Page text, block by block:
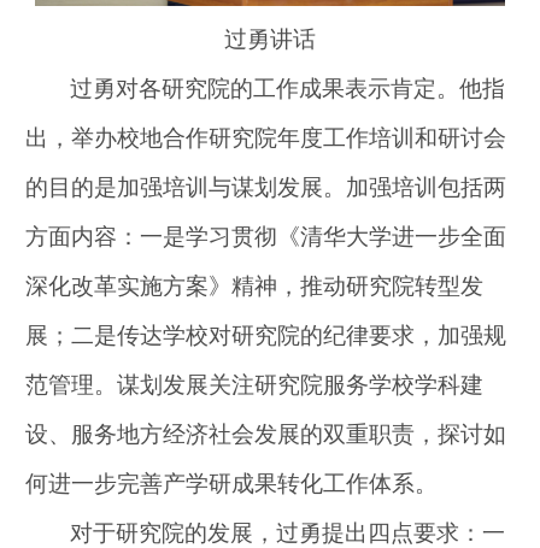
过勇讲话
过勇对各研究院的工作成果表示肯定。他指
出，举办校地合作研究院年度工作培训和研讨会
的目的是加强培训与谋划发展。加强培训包括两
方面内容：一是学习贯彻《清华大学进一步全面
深化改革实施方案》精神，推动研究院转型发
展；二是传达学校对研究院的纪律要求，加强规
范管理。谋划发展关注研究院服务学校学科建
设、服务地方经济社会发展的双重职责，探讨如
何进一步完善产学研成果转化工作体系。
对于研究院的发展，过勇提出四点要求：一